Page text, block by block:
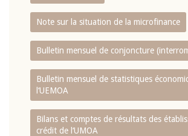
Note sur la situation de la microfinance
Bulletin mensuel de conjoncture
Bulletin mensuel de statistiques
l‘UEMOA
Bilans et comptes de résultats des
crédit de l‘UMOA